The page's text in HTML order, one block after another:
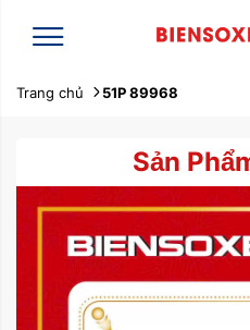
Trang chủ 51P 89968
Sản